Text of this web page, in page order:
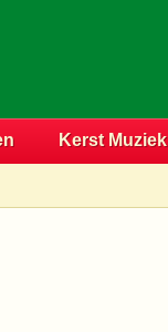
Kerst Muziek